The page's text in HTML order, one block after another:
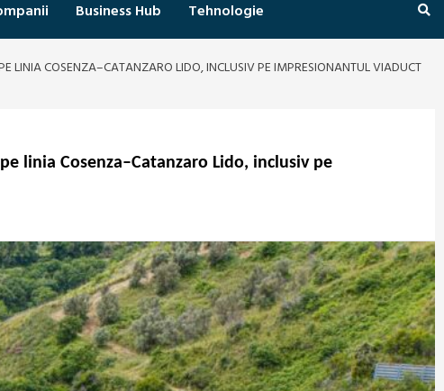
Business Hub Tehnologie
LINIA COSENZA–CATANZARO LIDO, INCLUSIV PE IMPRESIONANTUL VIADUCT
linia Cosenza–Catanzaro Lido, inclusiv pe